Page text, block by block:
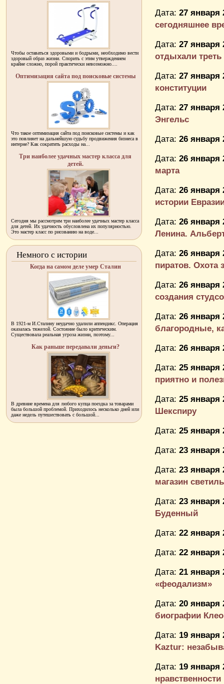
Дата: 27 января
сегодняшнее
Дата: 27 января
отдыхали треть
Дата: 27 января
конституции
Дата: 27 января
Энгельс
Дата: 26 января
Дата: 26 января
марта
Дата: 26 января
истории
Дата: 26 января
Ленина.
Дата: 26 января
пиратов. Охота
Дата: 26 января
создания
Дата: 26 января
благородные,
Дата: 26 января
Дата: 25 января
приятно и
Дата: 25 января
Шекспиру
Дата: 25 января
Дата: 23 января
Дата: 23 января
магазин
Дата: 23 января
Буденный
Дата: 22 января
Дата: 22 января
Дата: 21 января
«феодализм»
Дата: 20 января
биографии
Дата: 19 января
Kaztur:
Дата: 19 января
Чтобы оставаться здоровыми и бодрыми, необходимо вести
здоровый образ жизни. Спорить с этим утверждением
крайне сложно, порой практически невозможно....
Оптимизация сайта под поисковые системы
Что такое оптимизация сайта под поисковые системы и как
это повлияет на дальнейшую судьбу продвижения бизнеса в
интерне? Как сократить расходы на...
Три наиболее удачных мастер класса для
детей.
Сегодня мы рассмотрим три наиболее удачных мастер класса
для детей. Их удачность обусловлена их популярностью.
Это мастер класс по рисованию на воде...
Немного с истории
Когда на самом деле умер Сталин
В 1921-м И.Сталину неудачно удалили аппендикс. Операция
оказалась тяжелой. Состояние было критическим.
Существовала реальная угроза жизни, поэтому...
Как раньше передавали деньги?
В древние времена для любого купца поездка за товарами
была большой проблемой. Приходилось несколько дней или
даже недель путешествовать с большой...